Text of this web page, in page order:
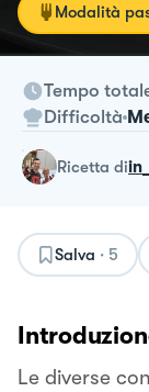
Modalità
Tempo
Difficoltà
ricetta di
Salva · 5
Le diverse